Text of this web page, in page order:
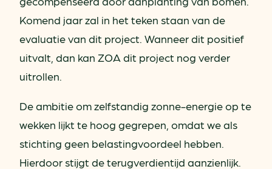
Komend jaar zal in het teken staan van de
evaluatie van dit project. Wanneer dit positief
uitvalt, dan kan ZOA dit project nog verder
uitrollen.
De ambitie om zelfstandig zonne-energie op te
wekken lijkt te hoog gegrepen, omdat we als
stichting geen belastingvoordeel hebben.
Hierdoor stijgt de terugverdientijd aanzienlijk.